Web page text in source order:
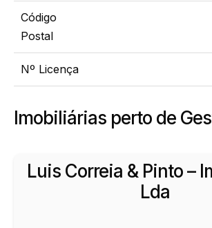
Código
Postal
Nº Licença
Imobiliárias perto de
Luis Correia & Pinto –
Lda